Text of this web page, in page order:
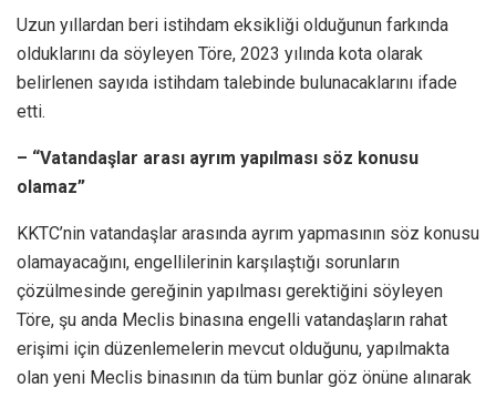
Uzun yıllardan beri istihdam eksikliği olduğunun farkında
olduklarını da söyleyen Töre, 2023 yılında kota olarak
belirlenen sayıda istihdam talebinde bulunacaklarını ifade
etti.
– “Vatandaşlar arası ayrım yapılması söz konusu
olamaz”
KKTC’nin vatandaşlar arasında ayrım yapmasının söz konusu
olamayacağını, engellilerinin karşılaştığı sorunların
çözülmesinde gereğinin yapılması gerektiğini söyleyen
Töre, şu anda Meclis binasına engelli vatandaşların rahat
erişimi için düzenlemelerin mevcut olduğunu, yapılmakta
olan yeni Meclis binasının da tüm bunlar göz önüne alınarak